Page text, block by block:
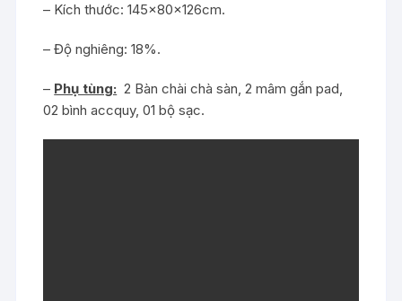
– Kích thước: 145x80x126cm.
– Độ nghiêng: 18%.
– Phụ tùng: 2 Bàn chài chà sàn, 2 mâm gắn pad,
02 bình accquy, 01 bộ sạc.